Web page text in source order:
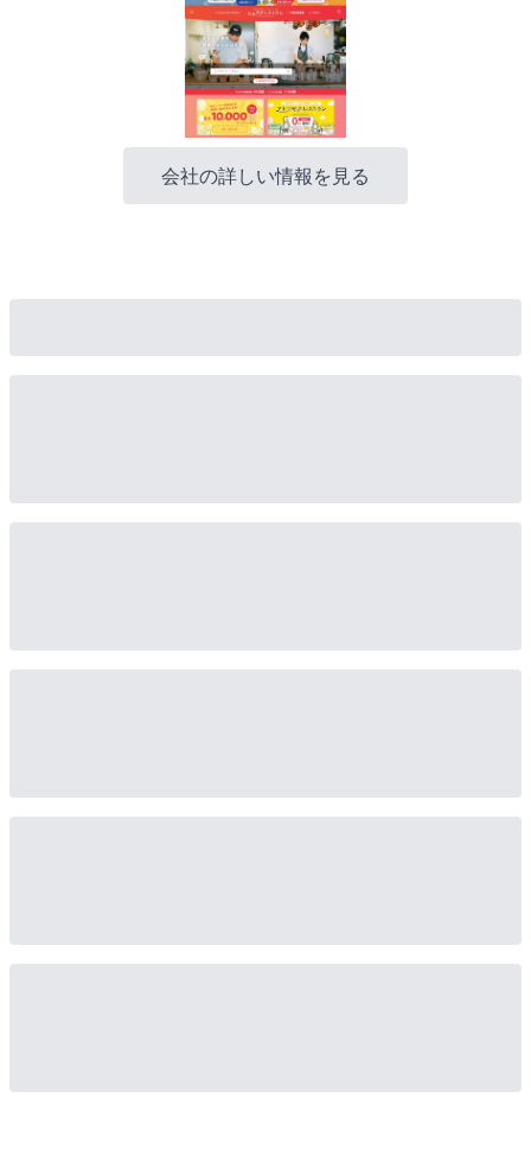
会社の詳しい情報を見る